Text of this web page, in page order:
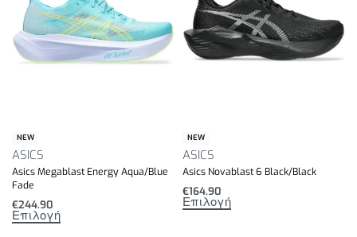
NEW
ASICS
Asics Megablast Energy Aqua/Blue
Fade
€244.90
Επιλογή
NEW
ASICS
Asics Novablast 6 Black/Black
€164.90
Επιλογή